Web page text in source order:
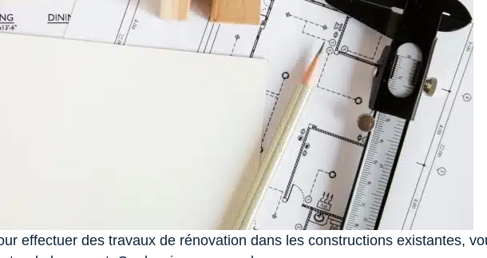
effectuer des travaux de rénovation dans les constructions existantes,